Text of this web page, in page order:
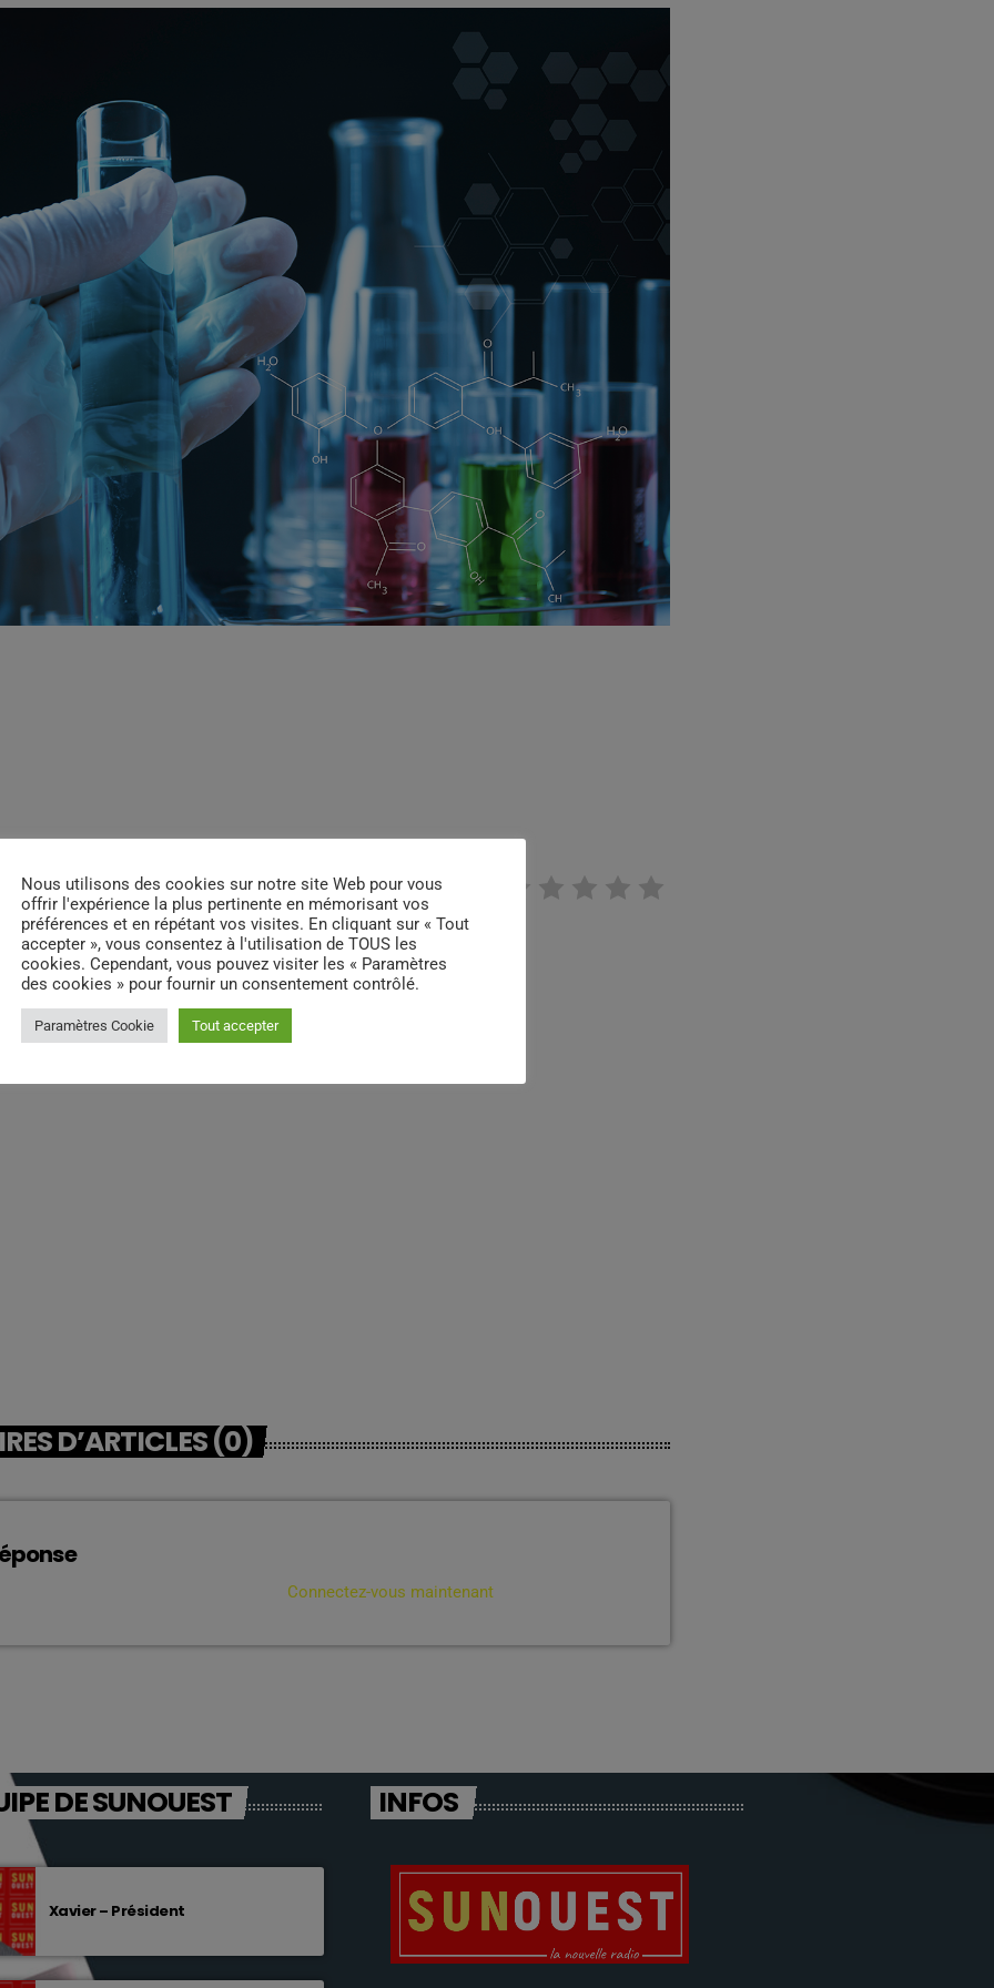
email
D’ARTICLES (0)
Connectez-vous maintenant
DE SUNOUEST
Xavier – Président
INFOS
Nous utilisons des cookies sur notre site Web pour vous
offrir l'expérience la plus pertinente en mémorisant vos
préférences et en répétant vos visites. En cliquant sur « Tout
accepter », vous consentez à l'utilisation de TOUS les
cookies. Cependant, vous pouvez visiter les « Paramètres
des cookies » pour fournir un consentement contrôlé.
Paramètres Cookie Tout accepter